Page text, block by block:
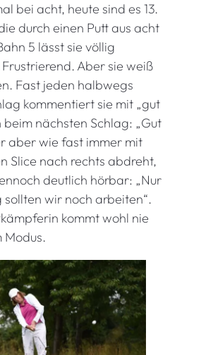
bei acht, heute sind es 13.
durch einen Putt aus acht
5 lässt sie völlig
Aber sie weiß
Fast jeden halbwegs
kommentiert sie mit „gut
beim nächsten Schlag: „Gut
aber wie fast immer mit
Slice nach rechts abdreht,
deutlich hörbar: „Nur
wir noch arbeiten“.
kommt wohl nie
Modus.